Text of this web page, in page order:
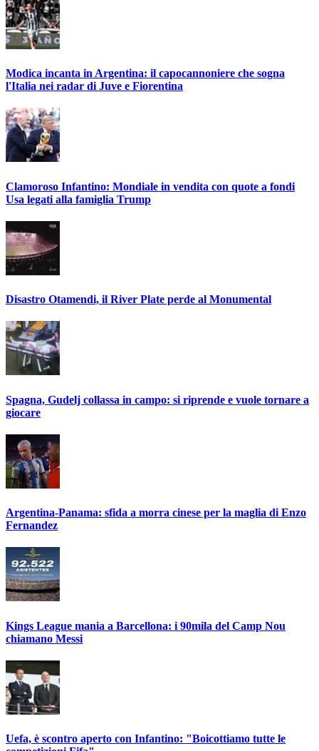
Modica incanta in Argentina: il capocannoniere che sogna
l'Italia nei radar di Juve e Fiorentina
Clamoroso Infantino: Mondiale in vendita con quote a fondi
Usa legati alla famiglia Trump
Disastro Otamendi, il River Plate perde al Monumental
Spagna, Gudelj collassa in campo: si riprende e vuole tornare a
giocare
Argentina-Panama: sfida a morra cinese per la maglia di Enzo
Fernandez
Kings League mania a Barcellona: i 90mila del Camp Nou
chiamano Messi
Uefa, è scontro aperto con Infantino: "Boicottiamo tutte le